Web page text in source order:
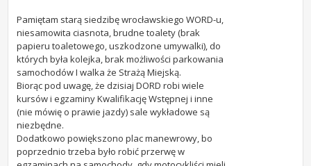
Pamiętam starą siedzibę wrocławskiego WORD-u,
niesamowita ciasnota, brudne toalety (brak
papieru toaletowego, uszkodzone umywalki), do
których była kolejka, brak możliwości parkowania
samochodów I walka że Strażą Miejską.
Biorąc pod uwagę, że dzisiaj DORD robi wiele
kursów i egzaminy Kwalifikację Wstępnej i inne
(nie mówię o prawie jazdy) sale wykładowe są
niezbędne.
Dodatkowo powiększono plac manewrowy, bo
poprzednio trzeba było robić przerwę w